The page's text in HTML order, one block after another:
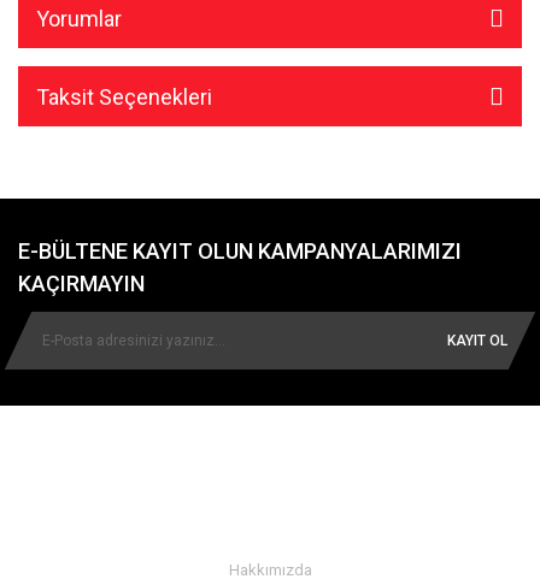
Yorumlar
Taksit Seçenekleri
E-BÜLTENE KAYIT OLUN KAMPANYALARIMIZI
KAÇIRMAYIN
KAYIT OL
Hakkımızda